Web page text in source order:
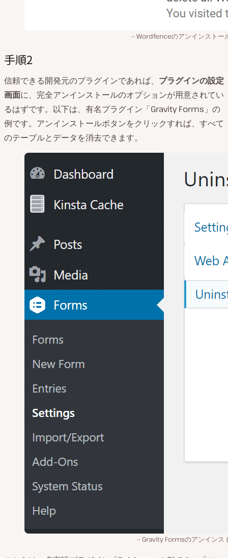
Wordfenceのアンインストー
手順2
信頼できる開発元のプラグインであれば、 プラグインの設定
画面に、完全アンインストールのオプションが用意されてい
るはずです。以下は、有名プラグイン「Gravity Forms」の
例です。アンインストールボタンをクリックすれば、すべて
のテーブルとデータを消去できます。
Gravity Formsのアンインス